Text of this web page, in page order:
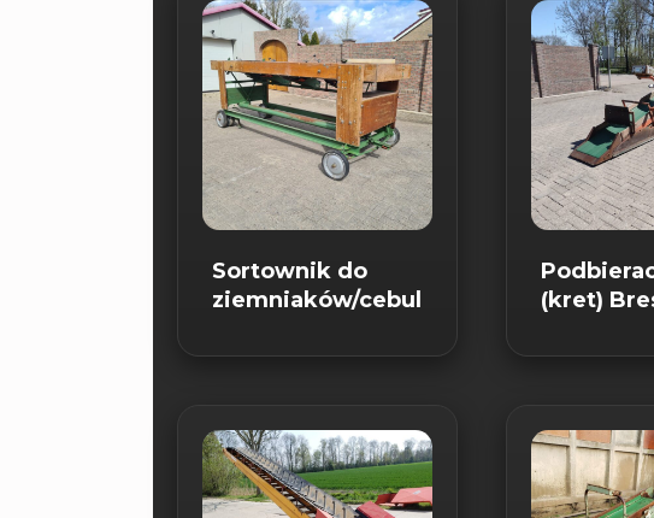
Sortownik do
ziemniaków/cebuli
(kret)